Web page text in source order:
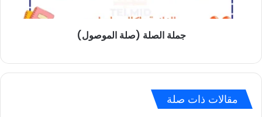
جملة الصلة (صلة الموصول)
مقالات ذات صلة